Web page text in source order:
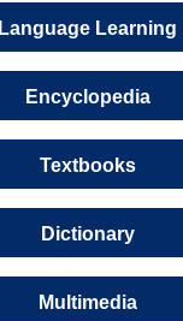
Language Learning
Encyclopedia
Textbooks
Dictionary
Multimedia